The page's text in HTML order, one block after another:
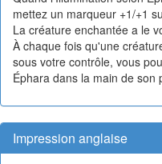
mettez un marqueur +1/+1
La créature enchantée a le
À chaque fois qu'une
sous votre contrôle, vous
Éphara dans la main de son
Impression anglaise